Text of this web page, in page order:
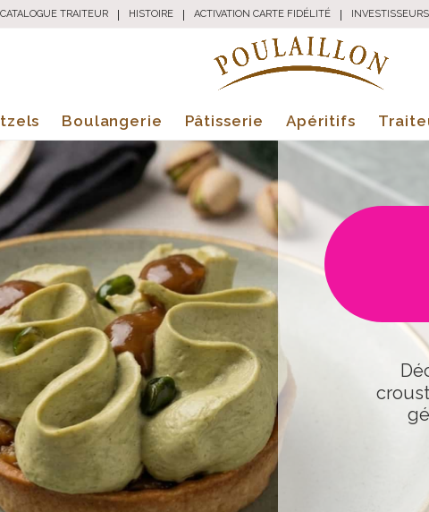
CATALOGUE TRAITEUR HISTOIRE ACTIVATION CARTE FIDÉLITÉ INVESTISSEURS
Boulangerie Pâtisserie Apéritifs